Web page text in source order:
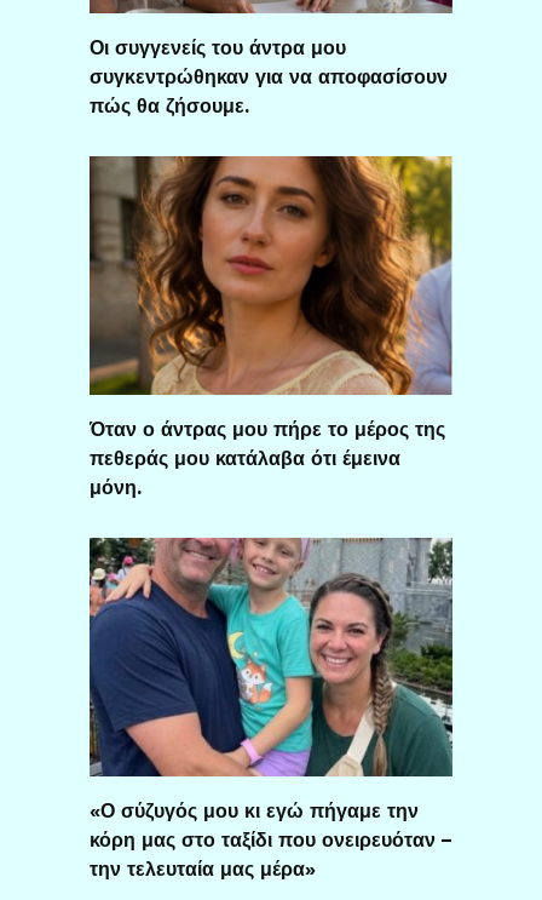
Οι συγγενείς του άντρα μου
συγκεντρώθηκαν για να αποφασίσουν
πώς θα ζήσουμε.
Όταν ο άντρας μου πήρε το μέρος της
πεθεράς μου κατάλαβα ότι έμεινα
μόνη.
«Ο σύζυγός μου κι εγώ πήγαμε την
κόρη μας στο ταξίδι που ονειρευόταν –
την τελευταία μας μέρα»